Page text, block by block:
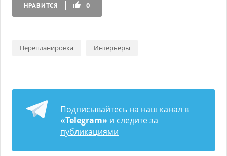
НРАВИТСЯ 0
Перепланировка Интерьеры
Подписывайтесь на наш канал в
«Telegram» и следите за
публикациями